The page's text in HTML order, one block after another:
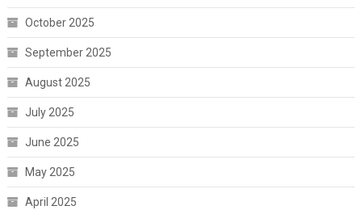
October 2025
September 2025
August 2025
July 2025
June 2025
May 2025
April 2025